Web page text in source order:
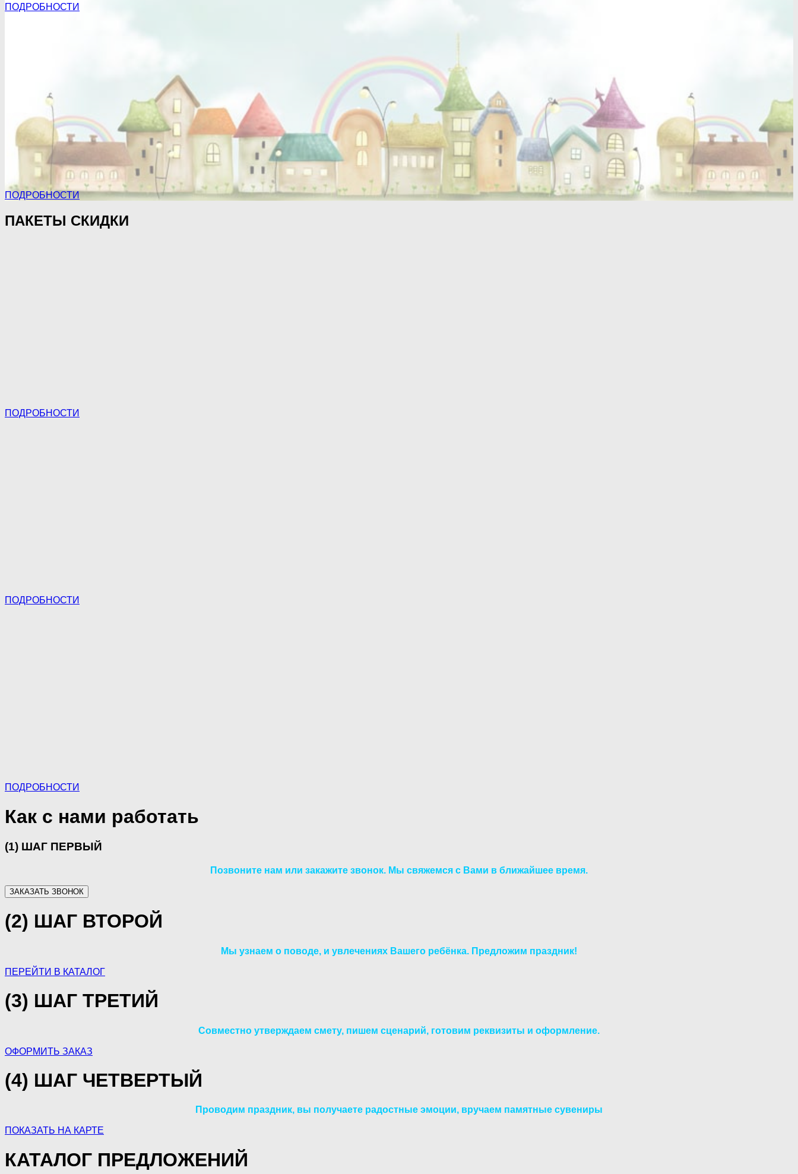
ПОДРОБНОСТИ
ПОДРОБНОСТИ
ПАКЕТЫ СКИДКИ
ПОДРОБНОСТИ
ПОДРОБНОСТИ
ПОДРОБНОСТИ
Как с нами работать
(1) ШАГ ПЕРВЫЙ
Позвоните нам или закажите звонок. Мы свяжемся с Вами в ближайшее время.
ЗАКАЗАТЬ ЗВОНОК
(2) ШАГ ВТОРОЙ
Мы узнаем о поводе, и увлечениях Вашего ребёнка. Предложим праздник!
ПЕРЕЙТИ В КАТАЛОГ
(3) ШАГ ТРЕТИЙ
Совместно утверждаем смету, пишем сценарий, готовим реквизиты и оформление.
ОФОРМИТЬ ЗАКАЗ
(4) ШАГ ЧЕТВЕРТЫЙ
Проводим праздник, вы получаете радостные эмоции, вручаем памятные сувениры
ПОКАЗАТЬ НА КАРТЕ
КАТАЛОГ ПРЕДЛОЖЕНИЙ